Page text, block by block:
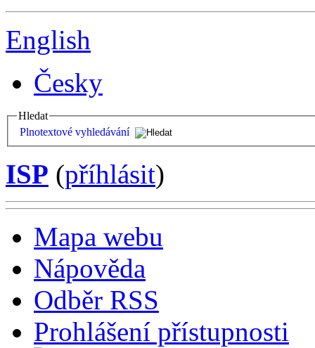
English
Česky
Hledat
Plnotextové vyhledávání
ISP (příhlásit)
Mapa webu
Nápověda
Odběr RSS
Prohlášení přístupnosti